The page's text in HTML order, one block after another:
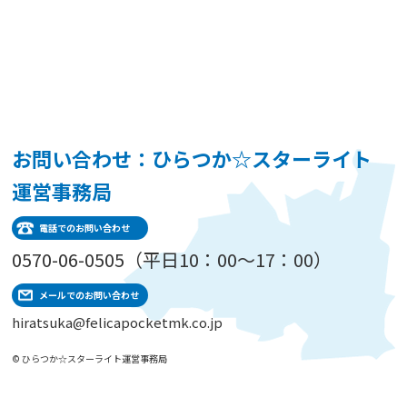
お問い合わせ：ひらつか☆スターライト
運営事務局
電話でのお問い合わせ
0570-06-0505（平日10：00～17：00）
メールでのお問い合わせ
hiratsuka@felicapocketmk.co.jp
© ひらつか☆スターライト運営事務局